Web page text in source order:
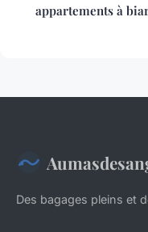
appartements à
Des bagages pleins et